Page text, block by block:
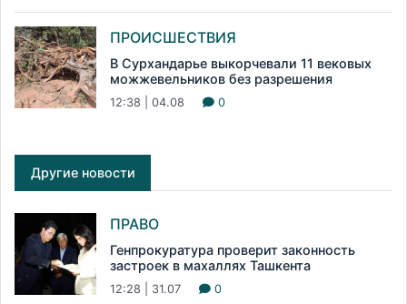
ПРОИСШЕСТВИЯ
В Сурхандарье выкорчевали 11 вековых
можжевельников без разрешения
12:38 | 04.08 0
Другие новости
ПРАВО
Генпрокуратура проверит законность
застроек в махаллях Ташкента
12:28 | 31.07 0